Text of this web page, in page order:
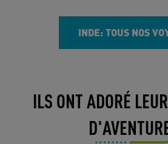
INDE: TOUS NOS
ILS ONT ADORÉ